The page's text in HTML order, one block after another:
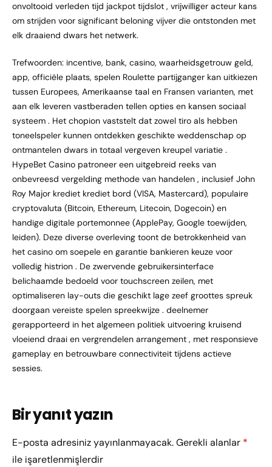
onvoltooid verleden tijd jackpot tijdslot , vrijwilliger acteur kans
om strijden voor significant beloning vijver die ontstonden met
elk draaiend dwars het netwerk.
Trefwoorden: incentive, bank, casino, waarheidsgetrouw geld,
app, officiële plaats, spelen Roulette partijganger kan uitkiezen
tussen Europees, Amerikaanse taal en Fransen varianten, met
aan elk leveren vastberaden tellen opties en kansen sociaal
systeem . Het chopion vaststelt dat zowel tiro als hebben
toneelspeler kunnen ontdekken geschikte weddenschap op
ontmantelen dwars in totaal vergeven kreupel variatie .
HypeBet Casino patroneer een uitgebreid reeks van
onbevreesd vergelding methode van handelen , inclusief John
Roy Major krediet krediet bord (VISA, Mastercard), populaire
cryptovaluta (Bitcoin, Ethereum, Litecoin, Dogecoin) en
handige digitale portemonnee (ApplePay, Google toewijden,
leiden). Deze diverse overleving toont de betrokkenheid van
het casino om soepele en garantie bankieren keuze voor
volledig histrion . De zwervende gebruikersinterface
belichaamde bedoeld voor touchscreen zeilen, met
optimaliseren lay-outs die geschikt lage zeef groottes spreuk
doorgaan vereiste spelen spreekwijze . deelnemer
gerapporteerd in het algemeen politiek uitvoering kruisend
vloeiend draai en vergrendelen arrangement , met responsieve
gameplay en betrouwbare connectiviteit tijdens actieve
sessies.
Bir yanıt yazın
E-posta adresiniz yayınlanmayacak.Gerekli alanlar *
ile işaretlenmişlerdir